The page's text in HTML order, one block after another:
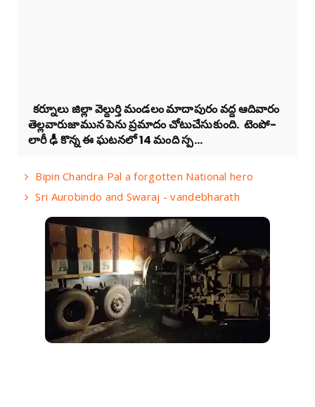
కర్నూలు జిల్లా వెల్దుర్తి మండలం మాదాపురం వద్ద ఆదివారం
తెల్లవారుజామున పెను ప్రమాదం చోటుచేసుకుంది. టెంపో-
లారీ ఢీ కొన్న ఈ ఘటనలో 14 మంది స్ప...
Bipin Chandra Pal a forgotten National hero
Sri Aurobindo and Swaraj - vandebharath